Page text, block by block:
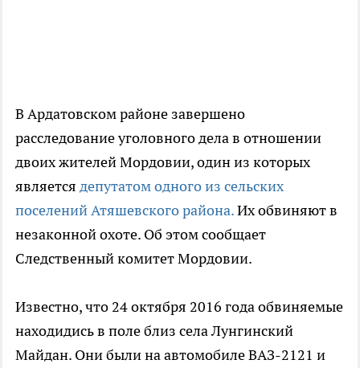
В Ардатовском районе завершено
расследование уголовного дела в отношении
двоих жителей Мордовии, один из которых
является депутатом одного из сельских
поселений Атяшевского района.Их обвиняют в
незаконной охоте. Об этом сообщает
Следственный комитет Мордовии.
Известно, что 24 октября 2016 года обвиняемые
находидись в поле близ села Лунгинский
Майдан. Они были на автомобиле ВАЗ-2121 и